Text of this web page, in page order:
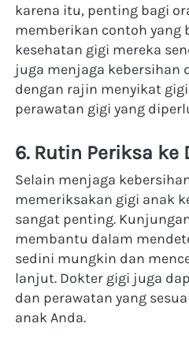
karena itu, penting bagi
memberikan contoh yang
kesehatan gigi mereka
juga menjaga kebersihan
dengan rajin menyikat
perawatan gigi yang
6. Rutin Periksa ke
Selain menjaga
memeriksakan gigi anak
sangat penting.
membantu dalam
sedini mungkin dan
lanjut. Dokter gigi juga
dan perawatan yang
anak Anda.